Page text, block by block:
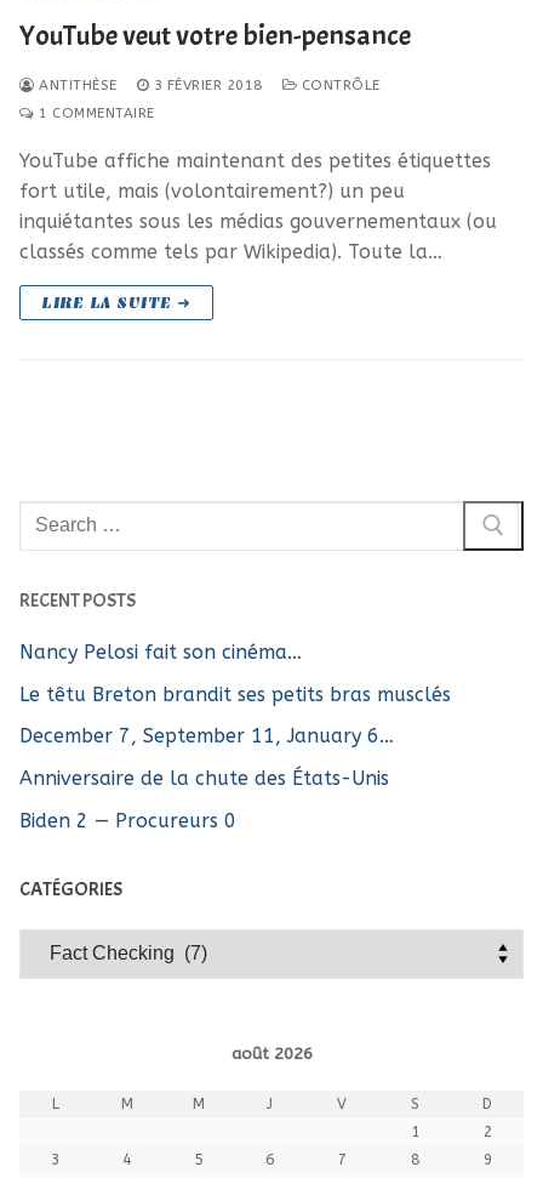
YouTube veut votre bien-pensance
ANTITHÈSE 3 FÉVRIER 2018
CONTRÔLE
1 COMMENTAIRE
YouTube affiche maintenant des petites étiquettes
fort utile, mais (volontairement?) un peu
inquiétantes sous les médias gouvernementaux (ou
classés comme tels par Wikipedia). Toute la…
LIRE LA SUITE ➜
Rechercher
:
RECENT POSTS
Nancy Pelosi fait son cinéma…
Le têtu Breton brandit ses petits bras musclés
December 7, September 11, January 6…
Anniversaire de la chute des États-Unis
Biden 2 — Procureurs 0
CATÉGORIES
Catégories
août 2026
L M M J V S
D
1
2
3
4 5 6 7 8
9